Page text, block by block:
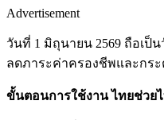
Advertisement
วันที่ 1 มิถุนายน 2569 ถือเป็
ลดภาระค่าครองชีพและกร
ขั้นตอนการใช้งาน ไทยช่วย